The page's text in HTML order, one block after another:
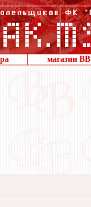
магазин ВВ